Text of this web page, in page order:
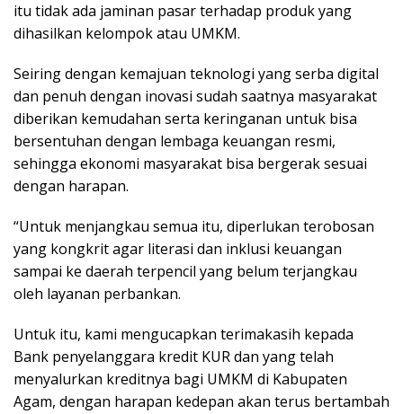
itu tidak ada jaminan pasar terhadap produk yang
dihasilkan kelompok atau UMKM.
Seiring dengan kemajuan teknologi yang serba digital
dan penuh dengan inovasi sudah saatnya masyarakat
diberikan kemudahan serta keringanan untuk bisa
bersentuhan dengan lembaga keuangan resmi,
sehingga ekonomi masyarakat bisa bergerak sesuai
dengan harapan.
“Untuk menjangkau semua itu, diperlukan terobosan
yang kongkrit agar literasi dan inklusi keuangan
sampai ke daerah terpencil yang belum terjangkau
oleh layanan perbankan.
Untuk itu, kami mengucapkan terimakasih kepada
Bank penyelanggara kredit KUR dan yang telah
menyalurkan kreditnya bagi UMKM di Kabupaten
Agam, dengan harapan kedepan akan terus bertambah